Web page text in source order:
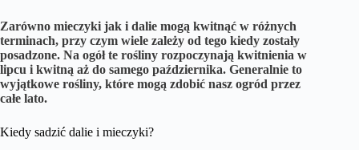
Zarówno mieczyki jak i dalie mogą kwitnąć w różnych
terminach, przy czym wiele zależy od tego kiedy zostały
posadzone. Na ogół te rośliny rozpoczynają kwitnienia w
lipcu i kwitną aż do samego października. Generalnie to
wyjątkowe rośliny, które mogą zdobić nasz ogród przez
całe lato.
Kiedy sadzić dalie i mieczyki?